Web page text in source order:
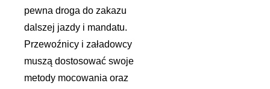
pewna droga do zakazu
dalszej jazdy i mandatu.
Przewoźnicy i załadowcy
muszą dostosować swoje
metody mocowania oraz